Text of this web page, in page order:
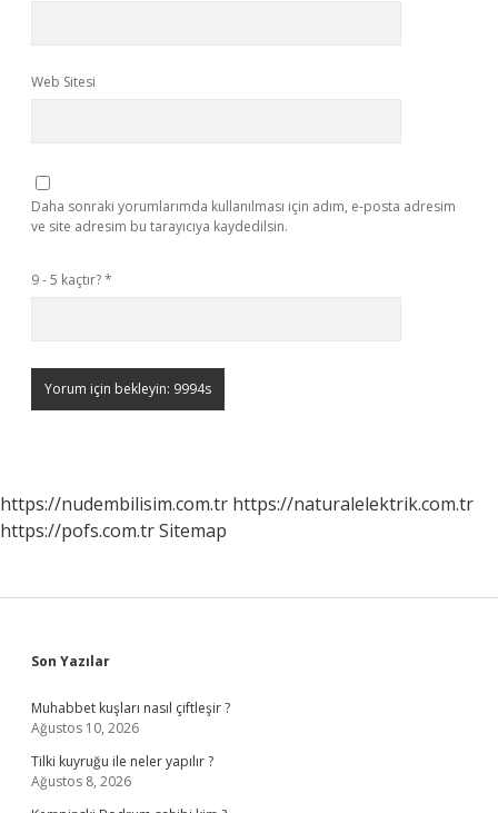
Web Sitesi
Daha sonraki yorumlarımda kullanılması için adım, e-posta adresim
ve site adresim bu tarayıcıya kaydedilsin.
9 - 5 kaçtır?*
https://nudembilisim.com.tr https://naturalelektrik.com.tr
https://pofs.com.trSitemap
Sidebar
Son Yazılar
Muhabbet kuşları nasıl çiftleşir ?
Ağustos 10, 2026
Tilki kuyruğu ile neler yapılır ?
Ağustos 8, 2026